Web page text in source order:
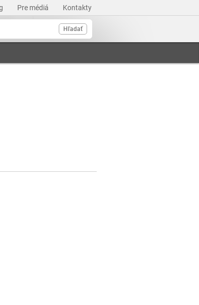
Pre médiá Kontakty
Hľadať